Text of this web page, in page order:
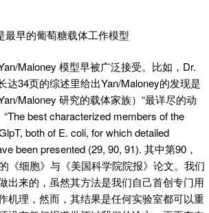
最早的葡萄糖载体工作模型
Maloney 模型早被广泛接受。比如，Dr.
达34页的综述里给出Yan/Maloney的发现是
Maloney 研究的载体家族）“最详尽的动
best characterized members of the
both of E. coli, for which detailed
been presented (29, 90, 91). 其中第90，
《细胞》与《美国科学院院报》论文。我们
出来的，虽然其方法是我们自己首创专门用
机理，然而，其结果是任何实验室都可以重